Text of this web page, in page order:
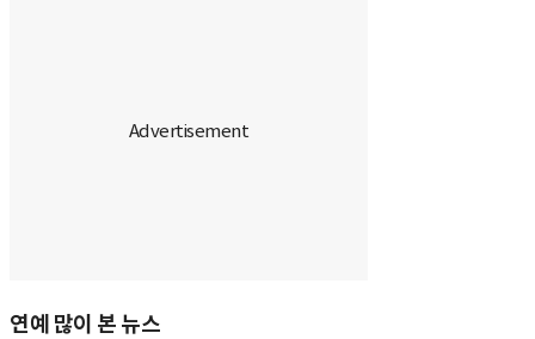
연예 많이 본 뉴스